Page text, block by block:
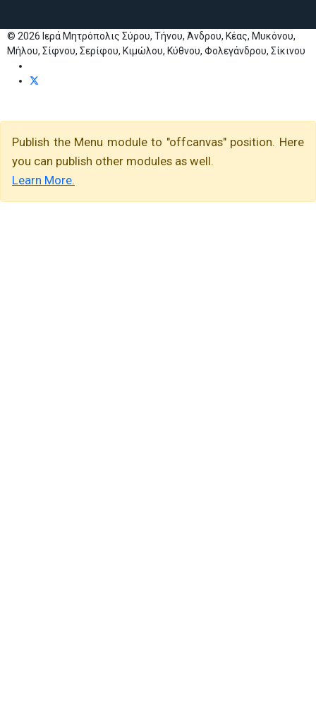
© 2026 Ιερά Μητρόπολις Σύρου, Τήνου, Άνδρου, Κέας, Μυκόνου,
Μήλου, Σίφνου, Σερίφου, Κιμώλου, Κύθνου, Φολεγάνδρου, Σίκινου
Publish the Menu module to "offcanvas" position. Here
you can publish other modules as well.
Learn More.